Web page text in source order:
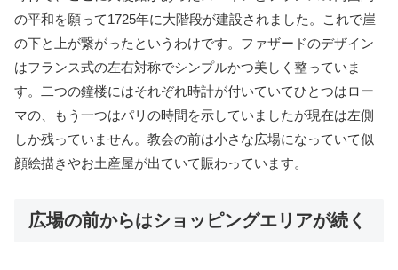
の平和を願って1725年に大階段が建設されました。これで崖
の下と上が繋がったというわけです。ファザードのデザイン
はフランス式の左右対称でシンプルかつ美しく整っていま
す。二つの鐘楼にはそれぞれ時計が付いていてひとつはロー
マの、もう一つはパリの時間を示していましたが現在は左側
しか残っていません。教会の前は小さな広場になっていて似
顔絵描きやお土産屋が出ていて賑わっています。
広場の前からはショッピングエリアが続く